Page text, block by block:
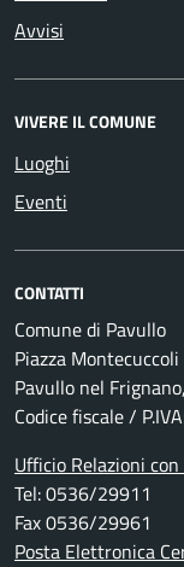
Avvisi
VIVERE IL COMUNE
Luoghi
Eventi
CONTATTI
Comune di Pavullo
Piazza
Pavullo nel
Codice fiscale /
Ufficio Relazioni
Tel: 0536/29911
Fax 0536/29961
Posta Elettronica